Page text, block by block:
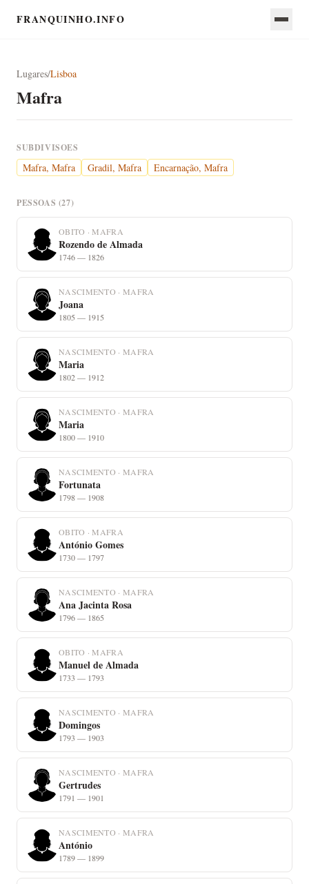
FRANQUINHO.INFO
Lugares/Lisboa
Mafra
SUBDIVISOES
Mafra, Mafra Gradil, Mafra Encarnação, Mafra
PESSOAS (27)
OBITO · MAFRA
Rozendo de Almada
1746 — 1826
NASCIMENTO · MAFRA
Joana
1805 — 1915
NASCIMENTO · MAFRA
Maria
1802 — 1912
NASCIMENTO · MAFRA
Maria
1800 — 1910
NASCIMENTO · MAFRA
Fortunata
1798 — 1908
OBITO · MAFRA
António Gomes
1730 — 1797
NASCIMENTO · MAFRA
Ana Jacinta Rosa
1796 — 1865
OBITO · MAFRA
Manuel de Almada
1733 — 1793
NASCIMENTO · MAFRA
Domingos
1793 — 1903
NASCIMENTO · MAFRA
Gertrudes
1791 — 1901
NASCIMENTO · MAFRA
António
1789 — 1899